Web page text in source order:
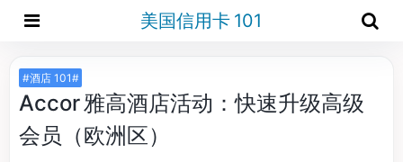
美国信用卡 101
#酒店 101#
Accor 雅高酒店活动：快速升级高级
会员（欧洲区）